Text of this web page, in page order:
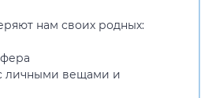
нам своих родных:
личными вещами и